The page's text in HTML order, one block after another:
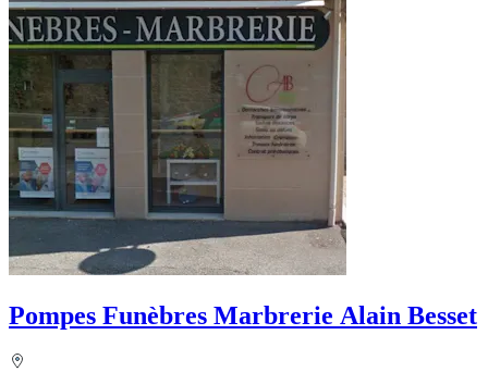
Pompes Funèbres Marbrerie Alain Besset